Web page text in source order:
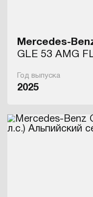
Mercedes-
GLE 53 AMG
Год выпуска
2025